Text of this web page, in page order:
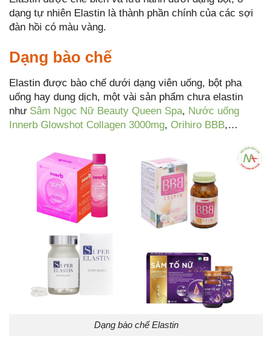
dạng tự nhiên Elastin là thành phần chính của các sợi
đàn hồi có màu vàng.
Dạng bào chế
Elastin được bào chế dưới dạng viên uống, bột pha
uống hay dung dịch, một vài sản phẩm chưa elastin
như Sâm Ngọc Nữ Beauty Queen Spa, Nước uống
Innerb Glowshot Collagen 3000mg, Orihiro BBB,…
Dạng bào chế Elastin